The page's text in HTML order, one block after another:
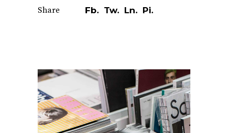
Share
Fb. Tw. Ln. Pi.